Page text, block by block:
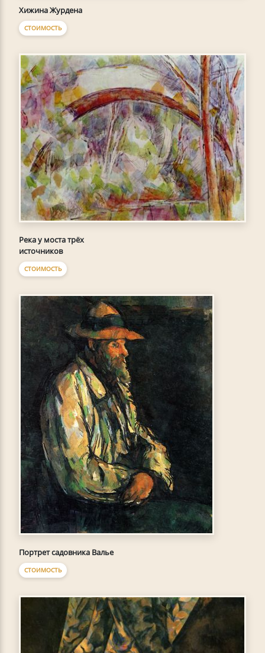
Хижина Журдена
СТОИМОСТЬ
Река у моста трёх
источников
СТОИМОСТЬ
Портрет садовника Валье
СТОИМОСТЬ